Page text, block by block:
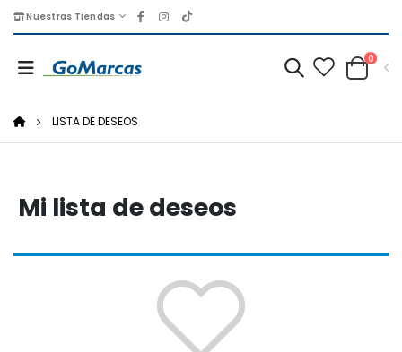
Nuestras Tiendas
0
LISTA DE DESEOS
Mi lista de deseos